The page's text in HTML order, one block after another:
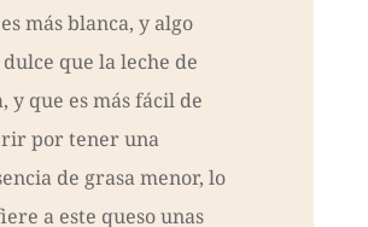
más blanca, y algo
dulce que la leche de
y que es más fácil de
por tener una
de grasa menor, lo
a este queso unas